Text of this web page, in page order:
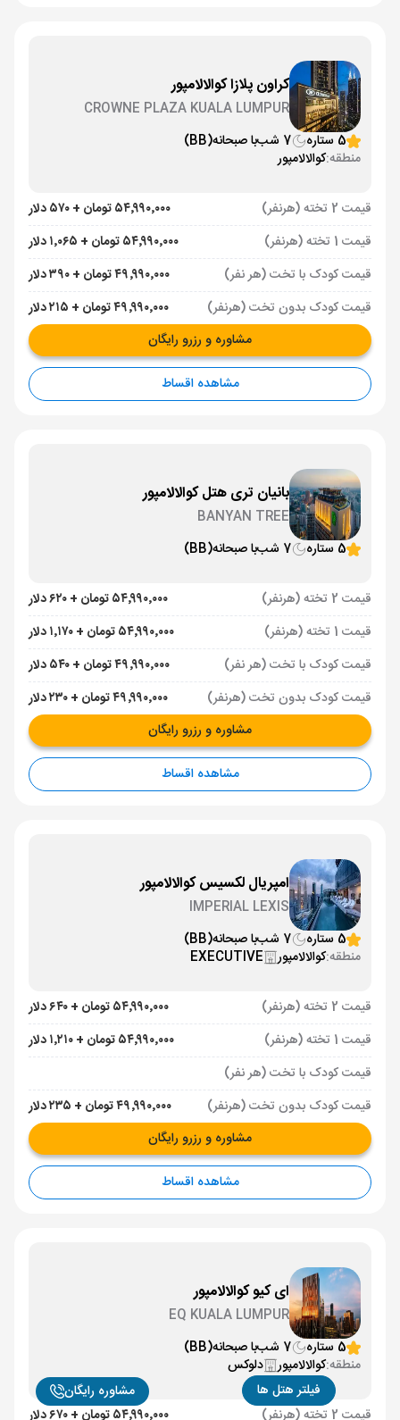
فیلتر هتل ها
کراون پلازا کوالالامپور
CROWNE PLAZA KUALA LUMPUR
5 ستاره
7 شب با صبحانه(BB)
منطقه:کوالالامپور
قیمت 2 تخته (هرنفر)
۵۴٬۹۹۰٬۰۰۰ تومان + ۵۷۰ دلار
قیمت 1 تخته (هرنفر)
۵۴٬۹۹۰٬۰۰۰ تومان + ۱٬۰۶۵ دلار
قیمت کودک با تخت (هر نفر)
۴۹٬۹۹۰٬۰۰۰ تومان + ۳۹۰ دلار
قیمت کودک بدون تخت (هرنفر)
۴۹٬۹۹۰٬۰۰۰ تومان + ۲۱۵ دلار
مشاوره و رزرو رایگان
مشاهده اقساط
بانیان تری هتل کوالالامپور
BANYAN TREE
5 ستاره
7 شب با صبحانه(BB)
قیمت 2 تخته (هرنفر)
۵۴٬۹۹۰٬۰۰۰ تومان + ۶۲۰ دلار
قیمت 1 تخته (هرنفر)
۵۴٬۹۹۰٬۰۰۰ تومان + ۱٬۱۷۰ دلار
قیمت کودک با تخت (هر نفر)
۴۹٬۹۹۰٬۰۰۰ تومان + ۵۴۰ دلار
قیمت کودک بدون تخت (هرنفر)
۴۹٬۹۹۰٬۰۰۰ تومان + ۲۳۰ دلار
مشاوره و رزرو رایگان
مشاهده اقساط
امپریال لکسیس کوالالامپور
IMPERIAL LEXIS
5 ستاره
7 شب با صبحانه(BB)
منطقه:کوالالامپور EXECUTIVE
قیمت 2 تخته (هرنفر)
۵۴٬۹۹۰٬۰۰۰ تومان + ۶۴۰ دلار
قیمت 1 تخته (هرنفر)
۵۴٬۹۹۰٬۰۰۰ تومان + ۱٬۲۱۰ دلار
قیمت کودک با تخت (هر نفر)
قیمت کودک بدون تخت (هرنفر)
۴۹٬۹۹۰٬۰۰۰ تومان + ۲۳۵ دلار
مشاوره و رزرو رایگان
مشاهده اقساط
ای کیو کوالالامپور
EQ KUALA LUMPUR
5 ستاره
7 شب با صبحانه(BB)
منطقه:کوالالامپور دلوکس
قیمت 2 تخته (هرنفر) ۵۴٬۹۹۰٬۰۰۰ تومان + ۶۷۰ دلار
مشاوره رایگان